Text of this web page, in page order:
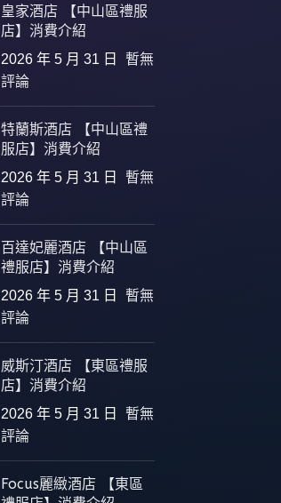
皇家酒店 【中山區禮服
店】消費介紹
2026 年 5 月 31 日
暫無
評論
特蘭斯酒店 【中山區禮
服店】消費介紹
2026 年 5 月 31 日
暫無
評論
百達妃麗酒店 【中山區
禮服店】消費介紹
2026 年 5 月 31 日
暫無
評論
威斯汀酒店 【東區禮服
店】消費介紹
2026 年 5 月 31 日
暫無
評論
Focus麗緻酒店 【東區